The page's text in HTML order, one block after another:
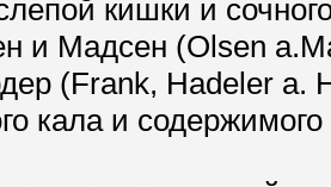
кишки и
и Мадсен (Olsen
(Frank, Hadeler a.
кала и